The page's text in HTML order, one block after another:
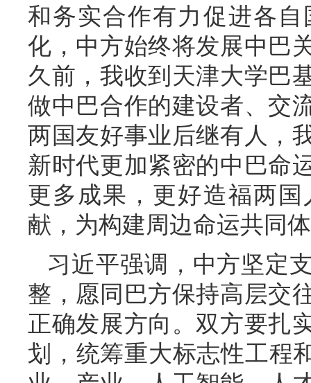
和务实合作有力促进各
化，中方始终将发展中巴
久前，我收到天津大学巴
做中巴合作的建设者、交
两国友好事业后继有人，
新时代更加紧密的中巴命
更多成果，更好造福两
献，为构建周边命运共同
习近平强调，中方坚定
整，愿同巴方保持高层交
正确发展方向。双方要扎
划，统筹重大标志性工程